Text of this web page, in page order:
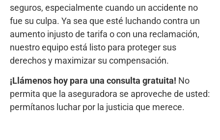
seguros, especialmente cuando un accidente no
fue su culpa. Ya sea que esté luchando contra un
aumento injusto de tarifa o con una reclamación,
nuestro equipo está listo para proteger sus
derechos y maximizar su compensación.
¡Llámenos hoy para una consulta gratuita! No
permita que la aseguradora se aproveche de usted:
permítanos luchar por la justicia que merece.